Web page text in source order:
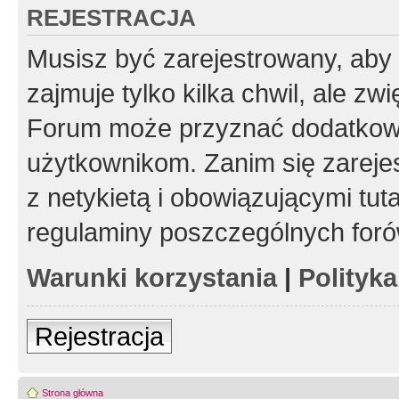
REJESTRACJA
Musisz być zarejestrowany,
zajmuje tylko kilka chwil, ale
Forum może przyznać
użytkownikom. Zanim się
z netykietą i obowiązującymi
regulaminy poszczególnych
Warunki korzystania|
Rejestracja
Strona główna